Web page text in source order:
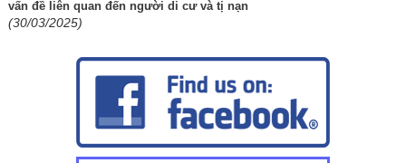
vấn đề liên quan đến người di cư và tị nạn
(30/03/2025)